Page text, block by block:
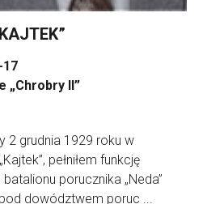
17
„Chrobry II”
2 grudnia 1929 roku w
pełniłem funkcję
porucznika „Neda”
dowództwem poruc ...